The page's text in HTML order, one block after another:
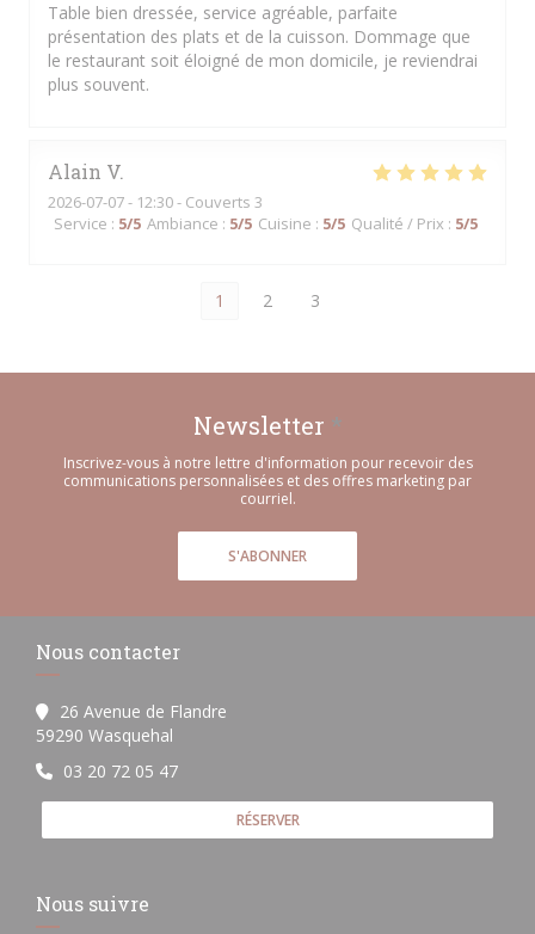
Table bien dressée, service agréable, parfaite
présentation des plats et de la cuisson. Dommage que
le restaurant soit éloigné de mon domicile, je reviendrai
plus souvent.
Alain V
2026-07-07- 12:30 - Couverts 3
Service : 5/5 Ambiance : 5/5 Cuisine : 5/5 Qualité / Prix : 5/5
1 2 3
Newsletter *
Inscrivez-vous à notre lettre d'information pour recevoir des
communications personnalisées et des offres marketing par
courriel.
S'ABONNER
Nous contacter
26 Avenue de Flandre
59290 Wasquehal
03 20 72 05 47
RÉSERVER
Nous suivre